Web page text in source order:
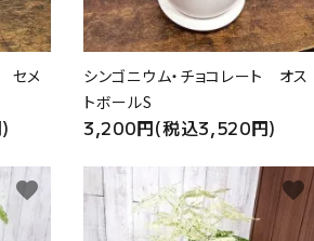
セメ
シンゴニウム・チョコレート オス
トボールS
3,200円(税込3,520円)
favorite favorite